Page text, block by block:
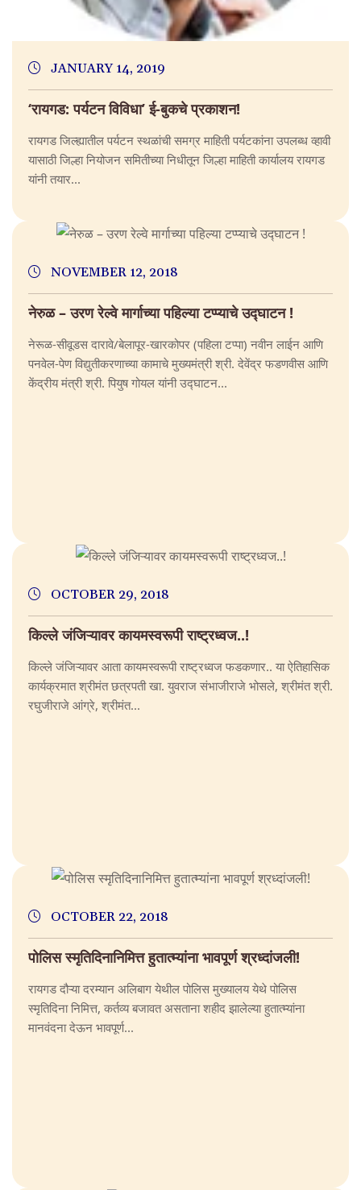
JANUARY 14, 2019
‘रायगड: पर्यटन विविधा’ ई-बुकचे प्रकाशन!
रायगड जिल्ह्यातील पर्यटन स्थळांची समग्र माहिती पर्यटकांना उपलब्ध व्हावी
यासाठी जिल्हा नियोजन समितीच्या निधीतून जिल्हा माहिती कार्यालय रायगड
यांनी तयार...
NOVEMBER 12, 2018
नेरुळ – उरण रेल्वे मार्गाच्या पहिल्या टप्प्याचे उद्घाटन !
नेरूळ-सीवूडस दारावे/बेलापूर-खारकोपर (पहिला टप्पा) नवीन लाईन आणि
पनवेल-पेण विद्युतीकरणाच्या कामाचे मुख्यमंत्री श्री. देवेंद्र फडणवीस आणि
केंद्रीय मंत्री श्री. पियुष गोयल यांनी उद्घाटन...
OCTOBER 29, 2018
किल्ले जंजिऱ्यावर कायमस्वरूपी राष्ट्रध्वज..!
किल्ले जंजिऱ्यावर आता कायमस्वरूपी राष्ट्रध्वज फडकणार.. या ऐतिहासिक
कार्यक्रमात श्रीमंत छत्रपती खा. युवराज संभाजीराजे भोसले, श्रीमंत श्री.
रघुजीराजे आंग्रे, श्रीमंत...
OCTOBER 22, 2018
पोलिस स्मृतिदिनानिमित्त हुतात्म्यांना भावपूर्ण श्रध्दांजली!
रायगड दौऱ्या दरम्यान अलिबाग येथील पोलिस मुख्यालय येथे पोलिस
स्मृतिदिना निमित्त, कर्तव्य बजावत असताना शहीद झालेल्या हुतात्म्यांना
मानवंदना देऊन भावपूर्ण...